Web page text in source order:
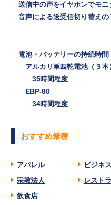
送信中の声をイヤホンでモ
音声による送受信切り替えの
電池・バッテリーの持続時間
アルカリ単四乾電池（３本
35時間程度
EBP-80
34時間程度
おすすめ業種
アパレル ビジネ
宗教法人
レスト
飲食店